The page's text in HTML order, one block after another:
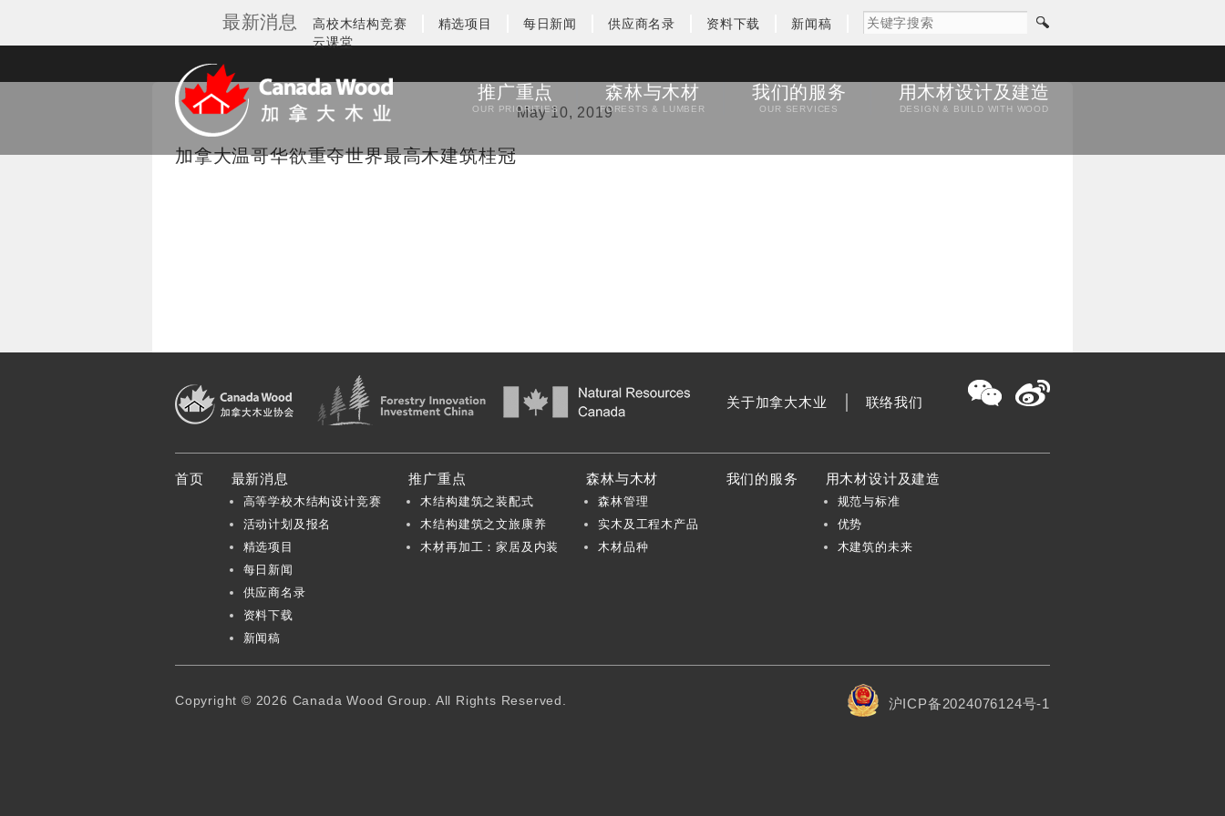
最新消息 高校木结构竞赛 精选项目 每日新闻 供应商名录 资料下载
新闻稿
云课堂
加拿大木业协会
推广重点
OUR PRIORITIES
森林与木材
FORESTS & LUMBER
我们的服务
OUR SERVICES
用木材设计及建造
DESIGN & BUILD WITH WOOD
Galleries
May 10, 2019
加拿大温哥华欲重夺世界最高木建筑桂冠
关于加拿大木业 联络我们
首页 最新消息
高等学校木结构设计竞赛
活动计划及报名
精选项目
每日新闻
供应商名录
资料下载
新闻稿
推广重点
木结构建筑之装配式
木结构建筑之文旅康养
木材再加工：家居及内装
森林与木材
森林管理
实木及工程木产品
木材品种
我们的服务 用木材设计及建造
规范与标准
优势
木建筑的未来
Copyright © 2026 Canada Wood Group. All Rights Reserved. 沪ICP备2024076124号-1